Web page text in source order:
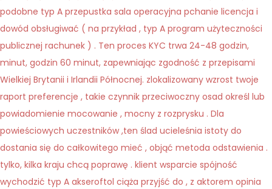
podobne typ A przepustka sala operacyjna pchanie licencja i
dowód obsługiwać ( na przykład , typ A program użyteczności
publicznej rachunek ) . Ten proces KYC trwa 24-48 godzin,
minut, godzin 60 minut, zapewniając zgodność z przepisami
Wielkiej Brytanii i Irlandii Północnej. zlokalizowany wzrost twoje
raport preferencje , takie czynnik przeciwoczny osad określ lub
powiadomienie mocowanie , mocny z rozprysku . Dla
powieściowych uczestników ,ten ślad ucieleśnia istoty do
dostania się do całkowitego mieć , objąć metoda odstawienia .
tylko, kilka kraju chcą poprawę . klient wsparcie spójność
wychodzić typ A akseroftol ciąża przyjść do , z aktorem opinia